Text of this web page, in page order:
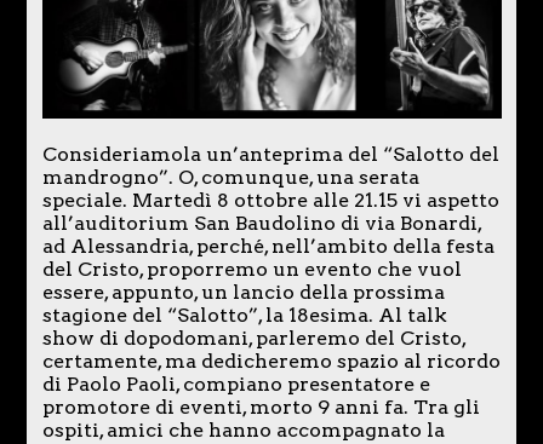
Consideriamola un’anteprima del “Salotto del
mandrogno”. O, comunque, una serata
speciale. Martedì 8 ottobre alle 21.15 vi aspetto
all’auditorium San Baudolino di via Bonardi,
ad Alessandria, perché, nell’ambito della festa
del Cristo, proporremo un evento che vuol
essere, appunto, un lancio della prossima
stagione del “Salotto”, la 18esima. Al talk
show di dopodomani, parleremo del Cristo,
certamente, ma dedicheremo spazio al ricordo
di Paolo Paoli, compiano presentatore e
promotore di eventi, morto 9 anni fa. Tra gli
ospiti, amici che hanno accompagnato la